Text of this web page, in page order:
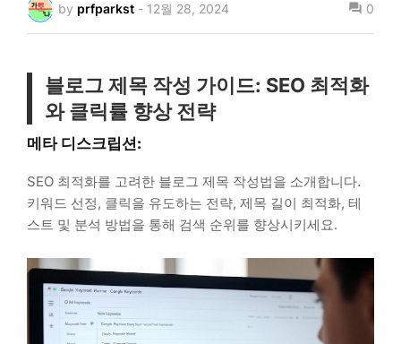
by prfparkst - 12월 28, 2024 0
블로그 제목 작성 가이드: SEO 최적화
와 클릭률 향상 전략
메타 디스크립션:
SEO 최적화를 고려한 블로그 제목 작성법을 소개합니다.
키워드 선정, 클릭을 유도하는 전략, 제목 길이 최적화, 테
스트 및 분석 방법을 통해 검색 순위를 향상시키세요.